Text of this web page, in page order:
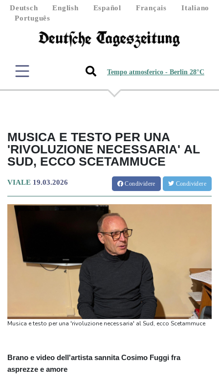
Deutsch English Español Français
Italiano
Português
Tempo atmosferico - Berlin 28°C
MUSICA E TESTO PER UNA
'RIVOLUZIONE NECESSARIA' AL
SUD, ECCO SCETAMMUCE
VIALE 19.03.2026 Condividere Condividere
Musica e testo per una 'rivoluzione necessaria' al Sud, ecco Scetammuce
Brano e video dell'artista sannita Cosimo Fuggi fra
asprezze e amore